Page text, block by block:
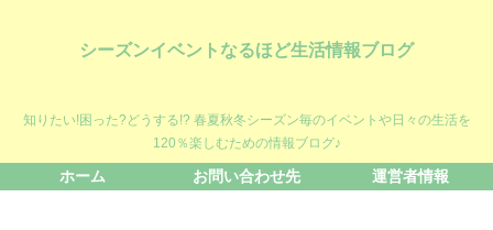
シーズンイベントなるほど生活情報ブログ
知りたい!困った?どうする!? 春夏秋冬シーズン毎のイベントや日々の生活を
120％楽しむための情報ブログ♪
ホーム お問い合わせ先 運営者情報